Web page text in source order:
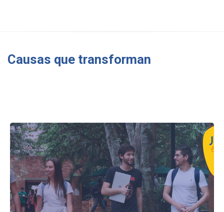
Causas que transforman